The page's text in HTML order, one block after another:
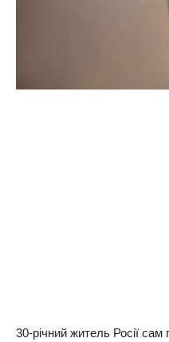
30-річний житель Росії